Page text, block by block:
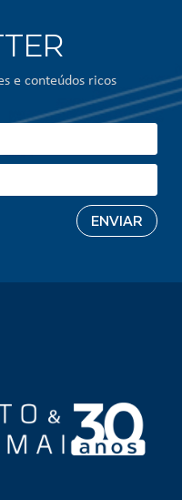
e conteúdos ricos